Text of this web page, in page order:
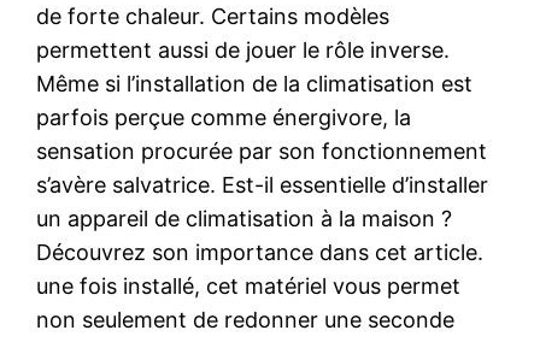
de forte chaleur. Certains modèles
permettent aussi de jouer le rôle inverse.
Même si l’installation de la climatisation est
parfois perçue comme énergivore, la
sensation procurée par son fonctionnement
s’avère salvatrice. Est-il essentielle d’installer
un appareil de climatisation à la maison ?
Découvrez son importance dans cet article.
une fois installé, cet matériel vous permet
non seulement de redonner une seconde